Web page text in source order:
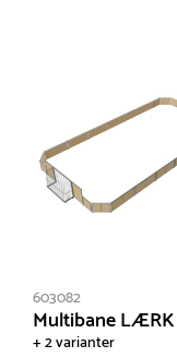
603082
Multibane LÆRK
+ 2 varianter